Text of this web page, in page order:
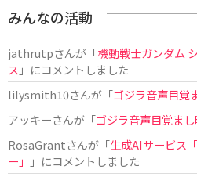
みんなの活動
jathrutpさんが「機動戦士ガンダム
ス 」にコメントしました
lilysmith10さんが「ゴジラ音声目覚
アッキーさんが「ゴジラ音声目覚ま
RosaGrantさんが「生成AIサービス
ー」
」にコメントしました